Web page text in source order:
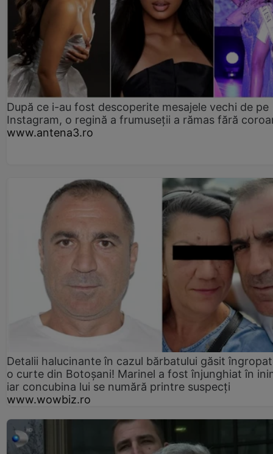
După ce i-au fost descoperite mesajele vechi de pe
Instagram, o regină a frumuseții a rămas fără
www.antena3.ro
Detalii halucinante în cazul bărbatului găsit
o curte din Botoșani! Marinel a fost înjunghiat în
iar concubina lui se numără printre suspecți
www.wowbiz.ro